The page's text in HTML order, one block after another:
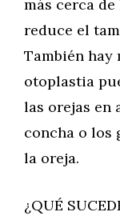
más cerca
reduce el
También
otoplastia
las orejas en
concha o los
la oreja.
¿QUÉ